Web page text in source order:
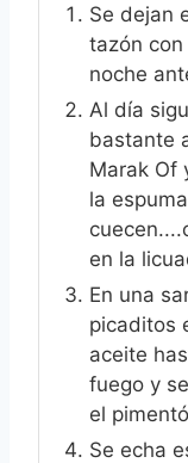
Se dejan
tazón
noche
Al día
bastante
Marak Of
la
en la
En una
picaditos
aceite
fuego y
el
Se echa